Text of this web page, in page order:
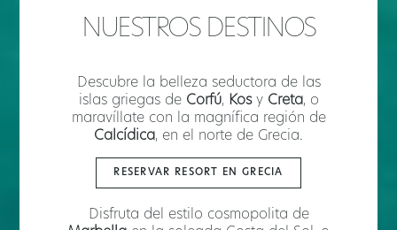
NUESTROS DESTINOS
Descubre la belleza seductora de las
islas griegas de Corfú, Kosy Creta, o
maravíllate con la magnífica región de
Calcídica, en el norte de Grecia.
RESERVAR RESORT EN GRECIA
Disfruta del estilo cosmopolita de